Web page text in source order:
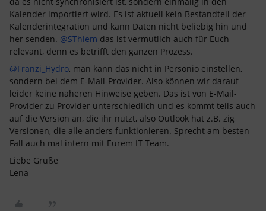
Kalender importiert wird. Es ist aktuell kein Bestandteil der
Kalenderintegration und kann Daten nicht beliebig hin und
her senden. @SThiem das ist vermutlich auch für Euch
relevant, denn es betrifft den ganzen Prozess.
@Franzi_Hydro, man kann das nicht in Personio einstellen,
sondern bei dem E-Mail-Provider. Also können wir darauf
leider keine näheren Hinweise geben. Das ist von E-Mail-
Provider zu Provider unterschiedlich und es kommt teils auch
auf die Version an, die ihr nutzt, also Outlook hat z.B. zig
Versionen, die alle anders funktionieren. Sprecht am besten
Fall auch mal intern mit Eurem IT Team.
Liebe Grüße
Lena